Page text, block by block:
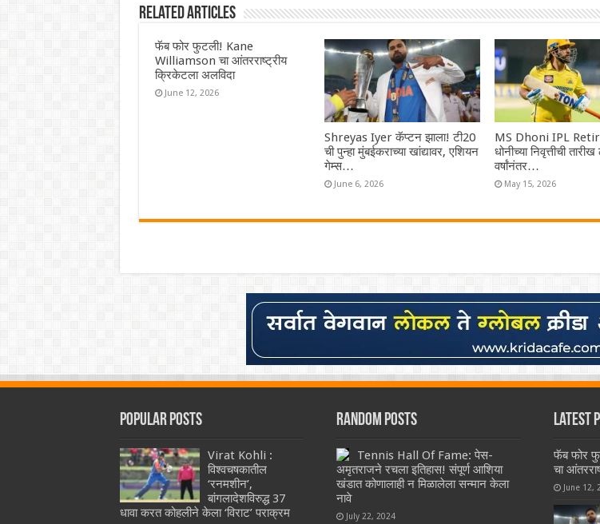
Related Articles
फॅब फोर फुटली! Kane
Williamson चा आंतरराष्ट्रीय
क्रिकेटला अलविदा
June 12, 2026
Shreyas Iyer कॅप्टन झाला! टी20
ची पुन्हा मुंबईकराच्या खांद्यावर, एशियन
गेम्स…
June 6, 2026
MS Dhoni IPL
धोनीच्या निवृत्तीची
वर्षांनंतर…
May 15, 2026
Popular Posts
Virat Kohli :
विश्वचषकातील
‘रनमशीन’,
बांगलादेशविरुद्ध 37
धावा करत कोहलीने केला ‘विराट’ पराक्रम
Random Posts
Tennis Hall Of Fame: पेस-
अमृतराजने रचला इतिहास! संपूर्ण आशिया
खंडात कोणालाही न‌ मिळालेला सन्मान केला
नावे
July 22, 2024
Latest
फॅब फोर
चा
June 12,